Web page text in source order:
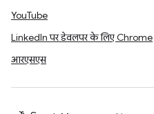
YouTube
LinkedIn पर डेवलपर के लिए Chrome
आरएसएस